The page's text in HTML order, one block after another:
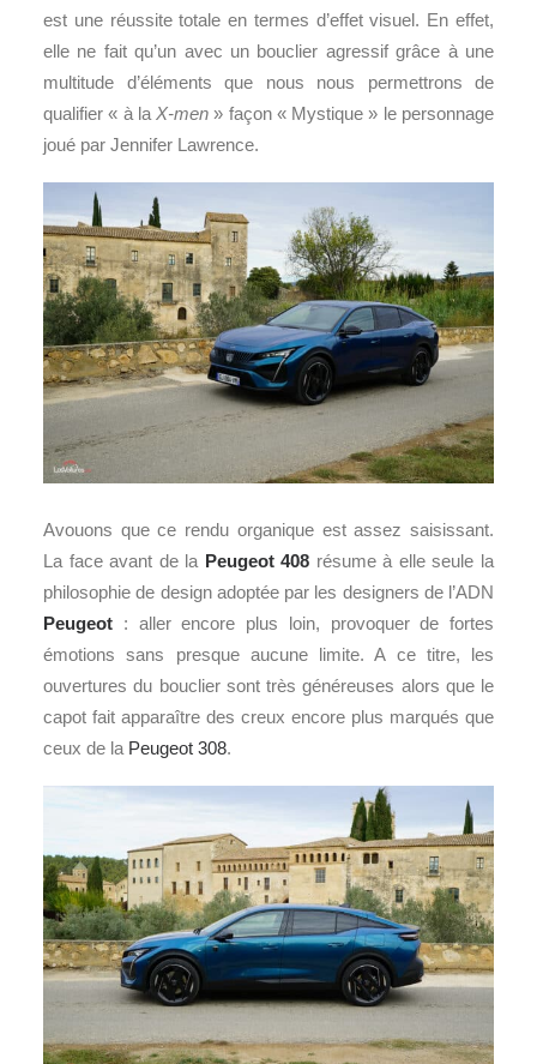
est une réussite totale en termes d’effet visuel. En effet,
elle ne fait qu’un avec un bouclier agressif grâce à une
multitude d’éléments que nous nous permettrons de
qualifier « à la X-men » façon « Mystique » le personnage
joué par Jennifer Lawrence.
Avouons que ce rendu organique est assez saisissant.
La face avant de la Peugeot 408 résume à elle seule la
philosophie de design adoptée par les designers de l’ADN
Peugeot : aller encore plus loin, provoquer de fortes
émotions sans presque aucune limite. A ce titre, les
ouvertures du bouclier sont très généreuses alors que le
capot fait apparaître des creux encore plus marqués que
ceux de la Peugeot 308.